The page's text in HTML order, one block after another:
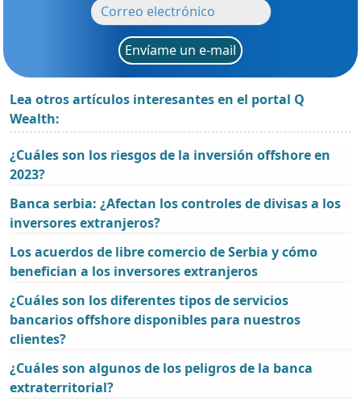
Envíame un e-mail
Lea otros artículos interesantes en el portal Q
Wealth:
¿Cuáles son los riesgos de la inversión offshore en
2023?
Banca serbia: ¿Afectan los controles de divisas a los
inversores extranjeros?
Los acuerdos de libre comercio de Serbia y cómo
benefician a los inversores extranjeros
¿Cuáles son los diferentes tipos de servicios
bancarios offshore disponibles para nuestros
clientes?
¿Cuáles son algunos de los peligros de la banca
extraterritorial?